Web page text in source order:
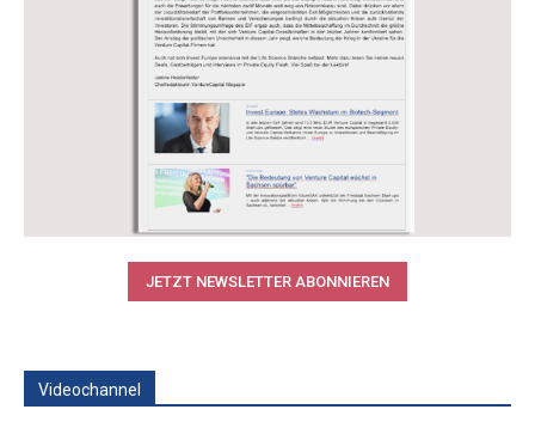
JETZT NEWSLETTER ABONNIEREN
Videochannel